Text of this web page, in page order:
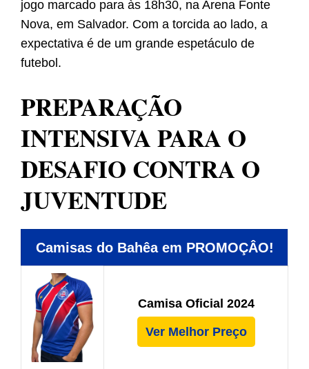
jogo marcado para às 18h30, na Arena Fonte
Nova, em Salvador. Com a torcida ao lado, a
expectativa é de um grande espetáculo de
futebol.
PREPARAÇÃO
INTENSIVA PARA O
DESAFIO CONTRA O
JUVENTUDE
Camisas do Bahêa em PROMOÇÂO!
Camisa Oficial 2024
Ver Melhor Preço